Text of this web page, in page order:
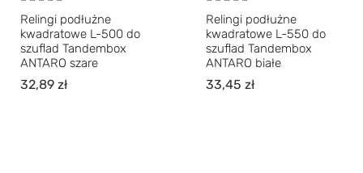
Relingi podłużne
kwadratowe L-500 do
szuflad Tandembox
ANTARO szare
32,89 zł
Relingi podłużne
kwadratowe L-550 do
szuflad Tandembox
ANTARO białe
33,45 zł